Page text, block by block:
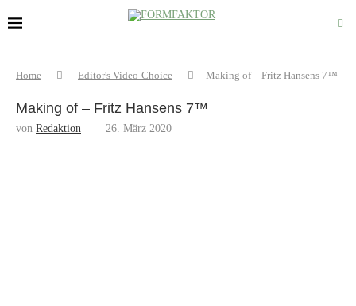
Home Editor's Video-Choice Making of – Fritz Hansens 7™
Making of – Fritz Hansens 7™
von Redaktion 26. März 2020